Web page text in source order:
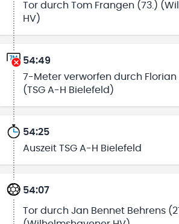
Tor durch Tom Frangen (73.)
HV)
54:49
7-Meter verworfen durch Florian
(TSG A-H Bielefeld)
54:25
Auszeit TSG A-H Bielefeld
54:07
Tor durch Jan Bennet Behrens